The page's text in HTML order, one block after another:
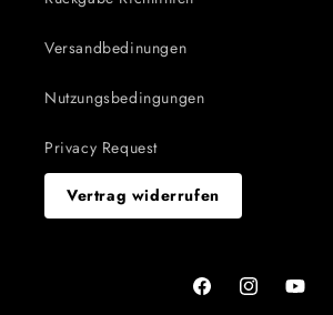
Versandbedinungen
Nutzungsbedingungen
Privacy Request
Vertrag widerrufen
FacebookInstagramYouTube